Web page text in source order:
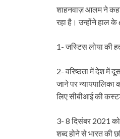
शाहनवाज़ आलम ने कहा
रहा है। उन्होंने हाल के
1- जस्टिस लोया की
2- वरिष्ठता में देश में
जाने पर न्यायपालिका
लिए सीबीआई की
3- 8 दिसंबर 2021 को
शब्द होने से भारत की